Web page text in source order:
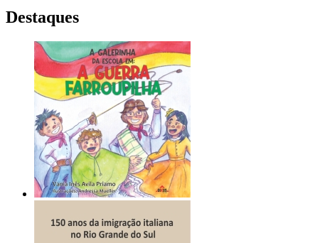
Destaques